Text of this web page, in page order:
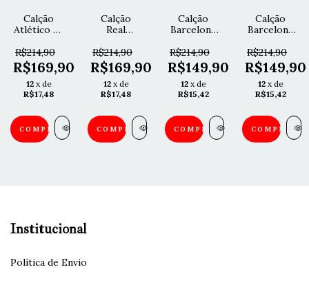
Calção
Atlético de
Jogador
2024/25
R$214,90
R$169,90
12 x de
R$17,48
COMPRAR
Calção
Real
2024/25
Jogador -
Branco
R$214,90
R$169,90
12 x de
R$17,48
COMPRAR
Calção
Barcelona
Torcedor
- Preto
R$214,90
R$149,90
12 x de
R$15,42
COMPRAR
Calção
Barcelona
Torcedor
- Verde
R$214,90
R$149,90
12 x de
R$15,42
COMPRAR
Institucional
Política de Envio